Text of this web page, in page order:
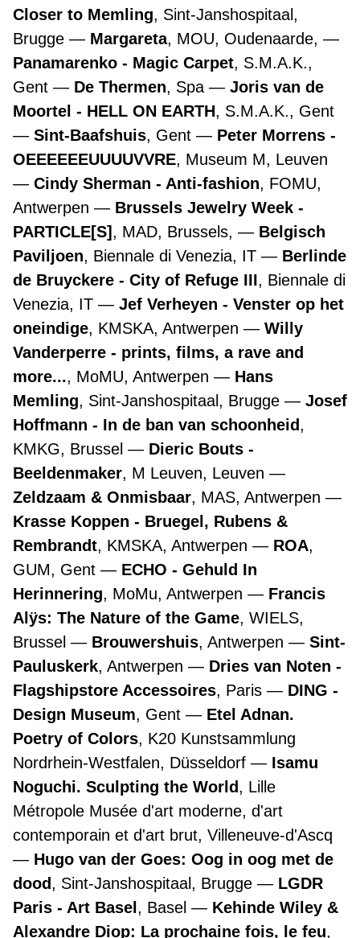
Closer to Memling, Sint-Janshospitaal,
Brugge
Margareta, MOU, Oudenaarde,
Panamarenko - Magic Carpet, S.M.A.K.,
Gent
De Thermen, Spa
Joris van de
Moortel - HELL ON EARTH, S.M.A.K., Gent
Sint-Baafshuis, Gent
Peter Morrens -
OEEEEEEUUUUVVRE, Museum M, Leuven
Cindy Sherman - Anti-fashion, FOMU,
Antwerpen
Brussels Jewelry Week -
PARTICLE[S] , MAD, Brussels,
Belgisch
Paviljoen, Biennale di Venezia, IT
Berlinde
de Bruyckere - City of Refuge III, Biennale di
Venezia, IT
Jef Verheyen - Venster op het
oneindige, KMSKA, Antwerpen
Willy
Vanderperre - prints, films, a rave and
more..., MoMU, Antwerpen
Hans
Memling, Sint-Janshospitaal, Brugge
Josef
Hoffmann - In de ban van schoonheid,
KMKG, Brussel
Dieric Bouts -
Beeldenmaker, M Leuven, Leuven
Zeldzaam & Onmisbaar, MAS, Antwerpen
Krasse Koppen - Bruegel, Rubens &
Rembrandt, KMSKA, Antwerpen ROA,
GUM, Gent
ECHO - Gehuld In
Herinnering, MoMu, Antwerpen
Francis
Alÿs: The Nature of the Game, WIELS,
Brussel
Brouwershuis, Antwerpen
Sint-
Pauluskerk, Antwerpen
Dries van Noten -
Flagshipstore Accessoires, Paris
DING -
Design Museum, Gent
Etel Adnan.
Poetry of Colors, K20 Kunstsammlung
Nordrhein-Westfalen, Düsseldorf
Isamu
Noguchi. Sculpting the World, Lille
Métropole Musée d'art moderne, d'art
contemporain et d'art brut, Villeneuve-d'Ascq
Hugo van der Goes: Oog in oog met de
dood, Sint-Janshospitaal, Brugge
LGDR
Paris - Art Basel , Basel
Kehinde Wiley &
Alexandre Diop: La prochaine fois, le feu,